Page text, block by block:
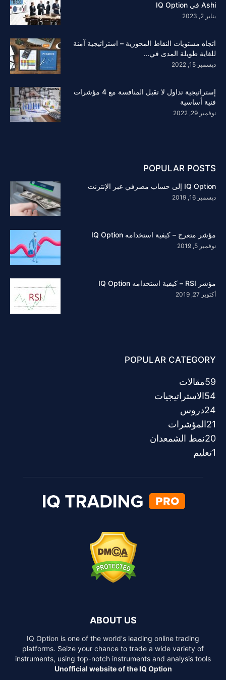
Ashi في IQ Option
يناير 2, 2023
اتجاه مستويات النقاط المحورية – استراتيجية آمنة
للغاية طويلة المدى في...
ديسمبر 15, 2022
إستراتيجية تداول لا تقبل المنافسة مع 4 مؤشرات
فنية أساسية
نوفمبر 29, 2022
POPULAR POSTS
IQ Option إلى حساب مصرفي عبر الإنترنت
ديسمبر 16, 2019
مؤشر متعرج – كيفية استخدامه IQ Option
نوفمبر 5, 2019
مؤشر RSI – كيفية استخدامه IQ Option
أكتوبر 27, 2019
POPULAR CATEGORY
مقالات59
الاستراتيجيات54
دروس24
المؤشرات21
نمط الشمعدان20
تعليم1
ABOUT US
IQ Option is one of the world's leading online trading
platforms. Seize your chance to trade a wide variety of
instruments, using top-notch instruments and analysis tools
Unofficial website of the IQ Option